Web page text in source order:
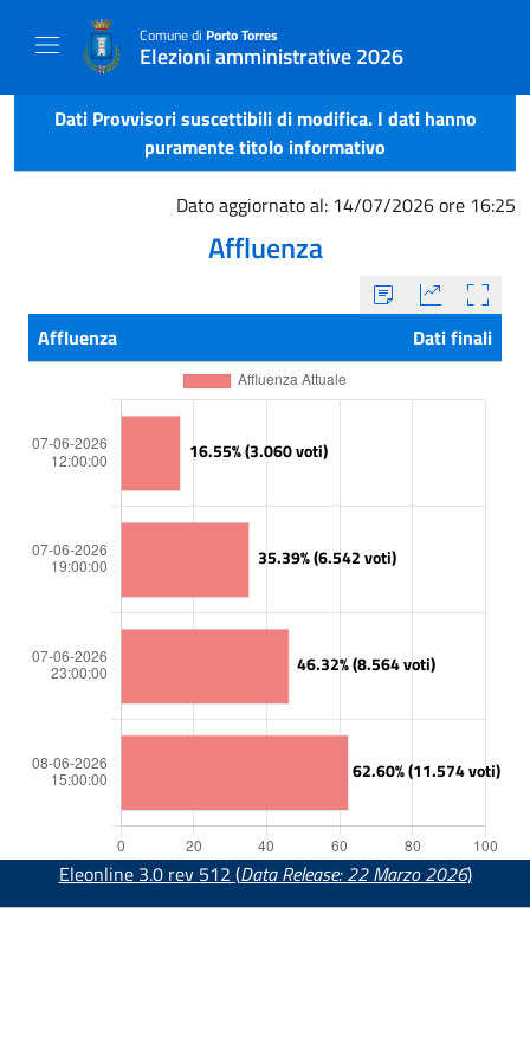
Comune di Porto Torres
Elezioni amministrative 2026
Dati Provvisori suscettibili di modifica. I dati hanno
puramente titolo informativo
Dato aggiornato al: 14/07/2026 ore 16:25
Affluenza
Affluenza Dati finali
Eleonline 3.0 rev 512 (Data Release: 22 Marzo 2026)